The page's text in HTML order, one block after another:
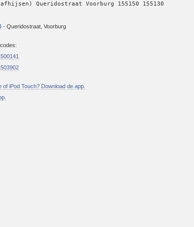
(afhijsen) Queridostraat Voorburg 155150 155130
-Queridostraat, Voorburg
iPod Touch? Download de app.